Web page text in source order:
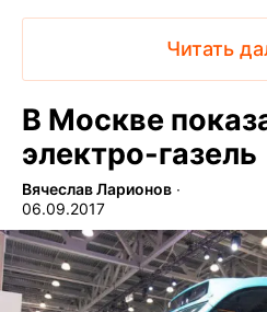
Читать
В Москве
электро-газель
Вячеслав Ларионов ∙
06.09.2017